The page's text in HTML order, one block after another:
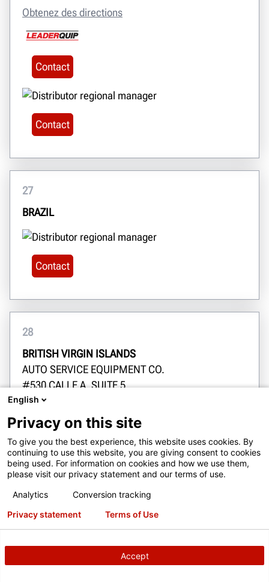
Obtenez des directions
Contact
Contact
27
BRAZIL
Contact
28
BRITISH VIRGIN ISLANDS
AUTO SERVICE EQUIPMENT CO.
#530 CALLE A, SUITE 5
DR. MARIO JULIA INDUSTRIAL PARK SAN JUAN
920
lsoltero@autoserviceequip.com
1-787-792-5022
Obtenez des directions
Contact
English
Privacy on this site
To give you the best experience, this website uses cookies. By
continuing to use this website, you are giving consent to cookies
being used. For information on cookies and how we use them,
please visit our privacy statement and our terms of use.
Analytics
Conversion tracking
Accept
Privacy statement Terms of Use